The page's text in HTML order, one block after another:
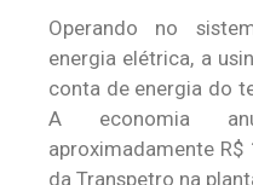
Operando no
energia elétrica, a
conta de energia do
A economia
aproximadamente
da Transpetro na